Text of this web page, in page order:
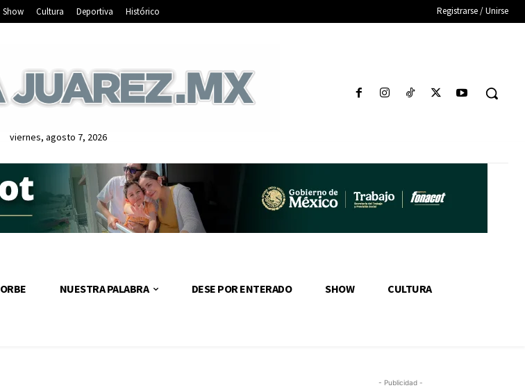
Show Cultura Deportiva Histórico Registrarse / Unirse
viernes, agosto 7, 2026
ORBE NUESTRA PALABRA DESE POR ENTERADO SHOW CULTURA
- Publicidad -